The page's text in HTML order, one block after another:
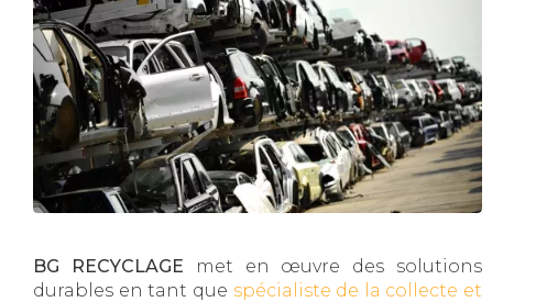
BG RECYCLAGE met en œuvre des solutions
durables en tant que spécialiste de la collecte et